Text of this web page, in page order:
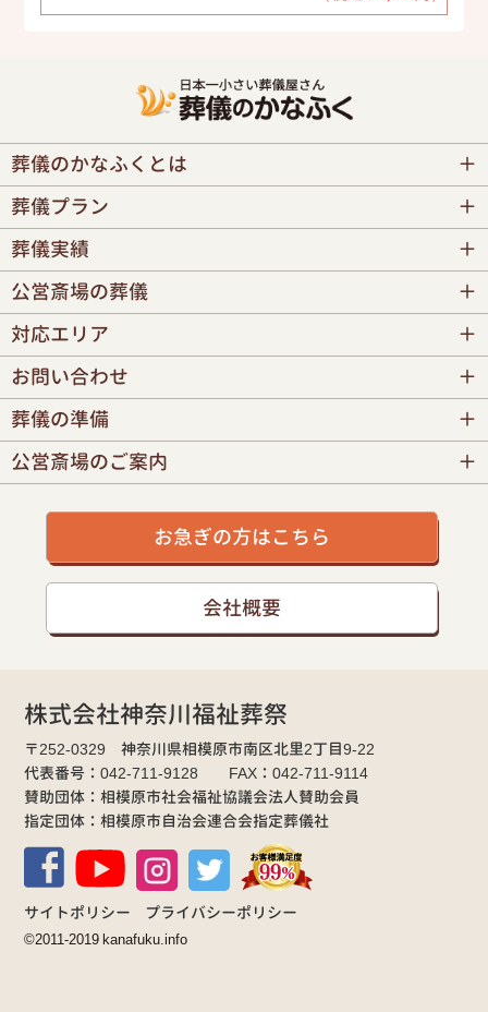
葬儀のかなふくとは
葬儀プラン
葬儀実績
公営斎場の葬儀
対応エリア
お問い合わせ
葬儀の準備
公営斎場のご案内
お急ぎの方はこちら
会社概要
株式会社神奈川福祉葬祭
〒252-0329 神奈川県相模原市南区北里2丁目9-22
代表番号：042-711-9128 FAX：042-711-9114
賛助団体：相模原市社会福祉協議会法人賛助会員
指定団体：相模原市自治会連合会指定葬儀社
サイトポリシー プライバシーポリシー
©2011-2019 kanafuku.info